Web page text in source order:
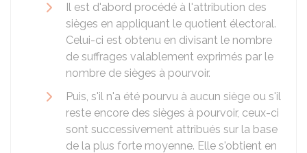
Il est d'abord procédé à l'attribution des
sièges en appliquant le quotient électoral.
Celui-ci est obtenu en divisant le nombre
de suffrages valablement exprimés par le
nombre de sièges à pourvoir.
Puis, s'il n'a été pourvu à aucun siège ou s'il
reste encore des sièges à pourvoir, ceux-ci
sont successivement attribués sur la base
de la plus forte moyenne. Elle s'obtient en